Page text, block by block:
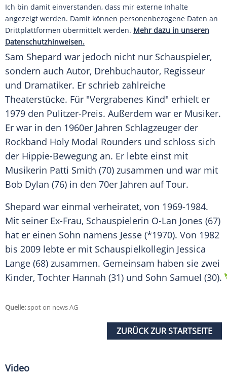
Ich bin damit einverstanden, dass mir externe Inhalte
angezeigt werden. Damit können personenbezogene Daten an
Drittplattformen übermittelt werden. Mehr dazu in unseren
Datenschutzhinweisen.
Sam Shepard war jedoch nicht nur Schauspieler,
sondern auch Autor, Drehbuchautor, Regisseur
und Dramatiker. Er schrieb zahlreiche
Theaterstücke. Für "Vergrabenes Kind" erhielt er
1979 den Pulitzer-Preis. Außerdem war er Musiker.
Er war in den 1960er Jahren Schlagzeuger der
Rockband Holy Modal Rounders und schloss sich
der Hippie-Bewegung an. Er lebte einst mit
Musikerin Patti Smith (70) zusammen und war mit
Bob Dylan (76) in den 70er Jahren auf Tour.
Shepard war einmal verheiratet, von 1969-1984.
Mit seiner Ex-Frau, Schauspielerin O-Lan Jones (67)
hat er einen Sohn namens Jesse (*1970). Von 1982
bis 2009 lebte er mit Schauspielkollegin Jessica
Lange (68) zusammen. Gemeinsam haben sie zwei
Kinder, Tochter Hannah (31) und Sohn Samuel (30).
Quelle:spot on news AG
ZURÜCK ZUR STARTSEITE
Video